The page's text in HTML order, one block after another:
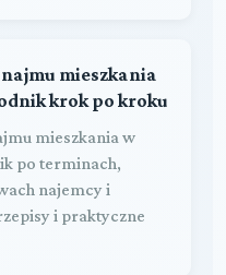
mieszkania
krok po kroku
mieszkania w
po terminach,
najemcy i
i praktyczne